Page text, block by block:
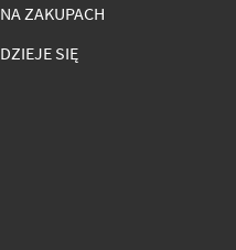
NA ZAKUPACH
DZIEJE SIĘ